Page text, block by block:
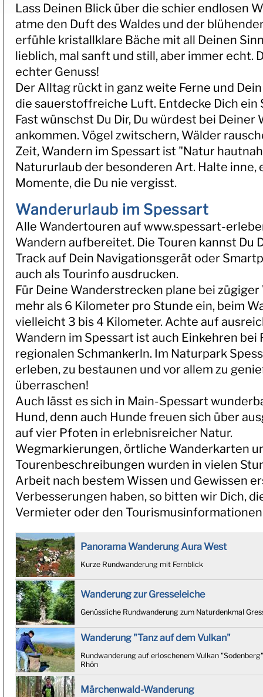
Lass Deinen Blick über die schier endlosen
atme den Duft des Waldes und der
erfühle kristallklare Bäche mit all Deinen
lieblich, mal sanft und still, aber immer echt.
echter Genuss!
Der Alltag rückt in ganz weite Ferne und
die sauerstoffreiche Luft. Entdecke Dich ein
Fast wünschst Du Dir, Du würdest bei Deiner
ankommen. Vögel zwitschern, Wälder
Zeit, Wandern im Spessart ist "Natur
Natururlaub der besonderen Art. Halte inne,
Momente, die Du nie vergisst.
Wanderurlaub im Spessart
Alle Wandertouren auf www.spessart-
Wandern aufbereitet. Die Touren kannst Du
Track auf Dein Navigationsgerät oder
auch als Tourinfo ausdrucken.
Für Deine Wanderstrecken plane bei
mehr als 6 Kilometer pro Stunde ein, beim
vielleicht 3 bis 4 Kilometer. Achte auf
Wandern im Spessart ist auch Einkehren bei
regionalen Schmankerln. Im Naturpark
erleben, zu bestaunen und vor allem zu
überraschen!
Auch lässt es sich in Main-Spessart
Hund, denn auch Hunde freuen sich über
auf vier Pfoten in erlebnisreicher Natur.
Wegmarkierungen, örtliche Wanderkarten
Tourenbeschreibungen wurden in vielen
Arbeit nach bestem Wissen und Gewissen
Verbesserungen haben, so bitten wir Dich,
Vermieter oder den
Panorama Wanderung Aura West
Kurze Rundwanderung mit Fernblick
Wanderung zur Gresseleiche
Genüssliche Rundwanderung zum Naturdenkmal
Wanderung "Tanz auf dem Vulkan"
Rundwanderung auf erloschenem Vulkan
Rhön
Märchenwald-Wanderung